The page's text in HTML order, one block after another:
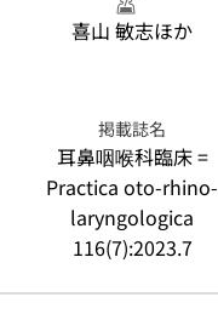
喜山 敏志ほか
掲載誌名
耳鼻咽喉科臨床 =
Practica oto-rhino-
laryngologica
116(7):2023.7